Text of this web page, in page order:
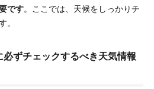
です。ここでは、天候をしっかりチ
。
ずチェックするべき天気情報